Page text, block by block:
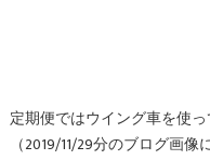
定期便ではウイング車を使
（2019/11/29分のブログ画像